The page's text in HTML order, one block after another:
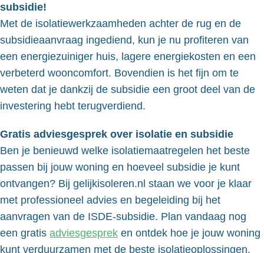
subsidie!
Met de isolatiewerkzaamheden achter de rug en de
subsidieaanvraag ingediend, kun je nu profiteren van
een energiezuiniger huis, lagere energiekosten en een
verbeterd wooncomfort. Bovendien is het fijn om te
weten dat je dankzij de subsidie een groot deel van de
investering hebt terugverdiend.
Gratis adviesgesprek over isolatie en subsidie
Ben je benieuwd welke isolatiemaatregelen het beste
passen bij jouw woning en hoeveel subsidie je kunt
ontvangen? Bij gelijkisoleren.nl staan we voor je klaar
met professioneel advies en begeleiding bij het
aanvragen van de ISDE-subsidie. Plan vandaag nog
een gratis adviesgesprek en ontdek hoe je jouw woning
kunt verduurzamen met de beste isolatieoplossingen.